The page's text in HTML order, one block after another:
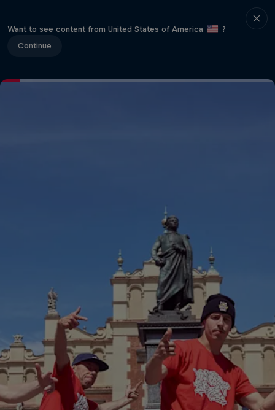
Want to see content from United States of America
?
Continue